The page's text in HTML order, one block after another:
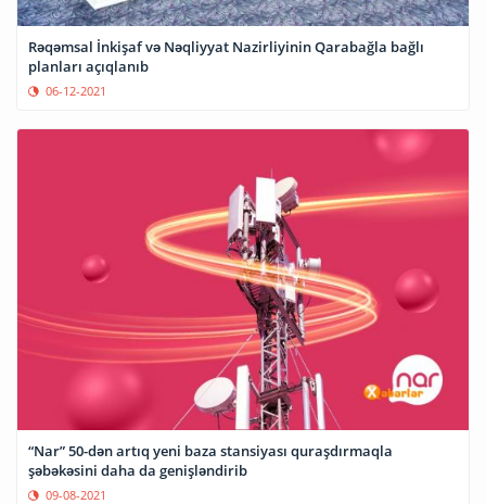
Rəqəmsal İnkişaf və Nəqliyyat Nazirliyinin Qarabağla bağlı
planları açıqlanıb
06-12-2021
“Nar” 50-dən artıq yeni baza stansiyası quraşdırmaqla
şəbəkəsini daha da genişləndirib
09-08-2021